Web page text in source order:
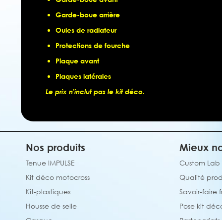
Garde-boue arrière
Ouies de radiateur
Protections de fourche
Plaque avant
Plaques latérales
Le prix n'inclut pas le kit déco.
Nos produits
Tenue IMPULSE
Kit déco motocross
Kit-plastiques
Housse de selle
Mieux
Custom Lab
Qualité
Savoir-faire
Pose kit